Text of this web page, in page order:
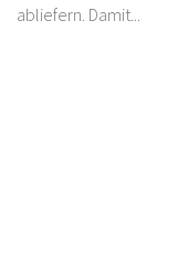
abliefern. Damit...